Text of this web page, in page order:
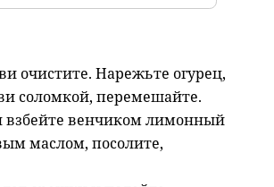
очистите. Нарежьте огурец,
соломкой, перемешайте.
взбейте венчиком лимонный
маслом, посолите,